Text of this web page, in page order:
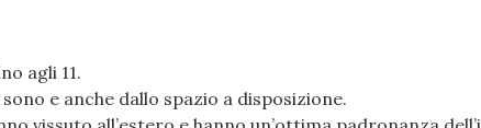
agli 11.
e anche dallo spazio a disposizione.